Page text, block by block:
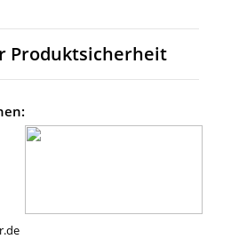
Produktsicherheit